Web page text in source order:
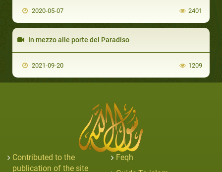
2020-05-07 2401
In mezzo alle porte del Paradiso
2021-09-20 1209
Contributed to the
publication of the site
Feqh